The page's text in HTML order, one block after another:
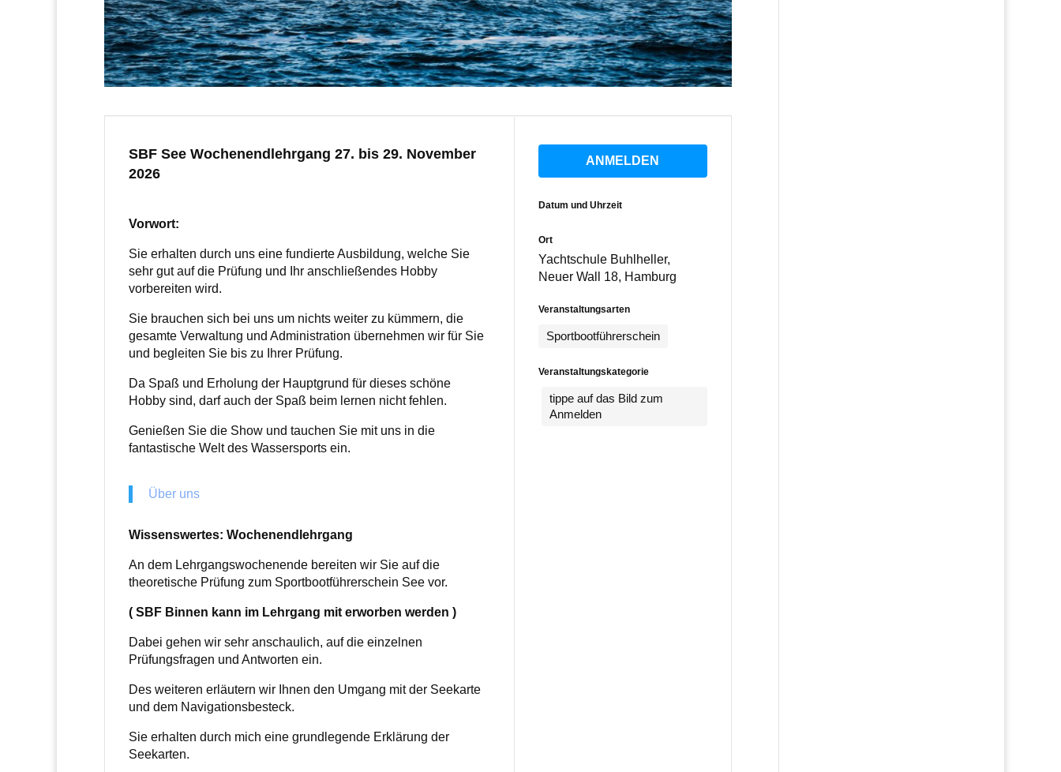
SBF See Wochenendlehrgang 27. bis 29. November
2026
Vorwort:
Sie erhalten durch uns eine fundierte Ausbildung, welche Sie
sehr gut auf die Prüfung und Ihr anschließendes Hobby
vorbereiten wird.
Sie brauchen sich bei uns um nichts weiter zu kümmern, die
gesamte Verwaltung und Administration übernehmen wir für Sie
und begleiten Sie bis zu Ihrer Prüfung.
Da Spaß und Erholung der Hauptgrund für dieses schöne
Hobby sind, darf auch der Spaß beim lernen nicht fehlen.
Genießen Sie die Show und tauchen Sie mit uns in die
fantastische Welt des Wassersports ein.
Über uns
Wissenswertes: Wochenendlehrgang
An dem Lehrgangswochenende bereiten wir Sie auf die
theoretische Prüfung zum Sportbootführerschein See vor.
( SBF Binnen kann im Lehrgang mit erworben werden )
Dabei gehen wir sehr anschaulich, auf die einzelnen
Prüfungsfragen und Antworten ein.
Des weiteren erläutern wir Ihnen den Umgang mit der Seekarte
und dem Navigationsbesteck.
Sie erhalten durch mich eine grundlegende Erklärung der
Seekarten.
ANMELDEN
Datum und Uhrzeit
Ort
Yachtschule Buhlheller,
Neuer Wall 18, Hamburg
Veranstaltungsarten
Sportbootführerschein
Veranstaltungskategorie
tippe auf das Bild zum
Anmelden